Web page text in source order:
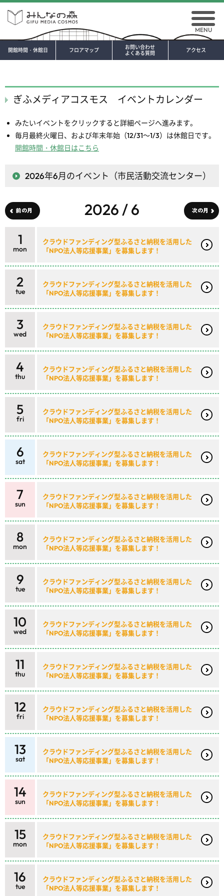
アクセス
開館時間・休館日 フロアマップ
お問い合わせ
よくある質問
MENU
ぎふメディアコスモス イベントカレンダー
みたいイベントをクリックすると詳細ページへ進みます。
毎月最終火曜日、および年末年始（12/31～1/3）は休館日です。
開館時間・休館日はこちら
2026年6月のイベント（市民活動交流センター）
前の月 2026 / 6 次の月
1
mon
クラウドファンディング型ふるさと納税を活用した
「NPO法人等応援事業」を募集します！
2
tue
クラウドファンディング型ふるさと納税を活用した
「NPO法人等応援事業」を募集します！
3
wed
クラウドファンディング型ふるさと納税を活用した
「NPO法人等応援事業」を募集します！
4
thu
クラウドファンディング型ふるさと納税を活用した
「NPO法人等応援事業」を募集します！
5
fri
クラウドファンディング型ふるさと納税を活用した
「NPO法人等応援事業」を募集します！
6
sat
クラウドファンディング型ふるさと納税を活用した
「NPO法人等応援事業」を募集します！
7
sun
クラウドファンディング型ふるさと納税を活用した
「NPO法人等応援事業」を募集します！
8
mon
クラウドファンディング型ふるさと納税を活用した
「NPO法人等応援事業」を募集します！
9
tue
クラウドファンディング型ふるさと納税を活用した
「NPO法人等応援事業」を募集します！
10
wed
クラウドファンディング型ふるさと納税を活用した
「NPO法人等応援事業」を募集します！
11
thu
クラウドファンディング型ふるさと納税を活用した
「NPO法人等応援事業」を募集します！
12
fri
クラウドファンディング型ふるさと納税を活用した
「NPO法人等応援事業」を募集します！
13
sat
クラウドファンディング型ふるさと納税を活用した
「NPO法人等応援事業」を募集します！
14
sun
クラウドファンディング型ふるさと納税を活用した
「NPO法人等応援事業」を募集します！
15
mon
クラウドファンディング型ふるさと納税を活用した
「NPO法人等応援事業」を募集します！
16
tue
クラウドファンディング型ふるさと納税を活用した
「NPO法人等応援事業」を募集します！